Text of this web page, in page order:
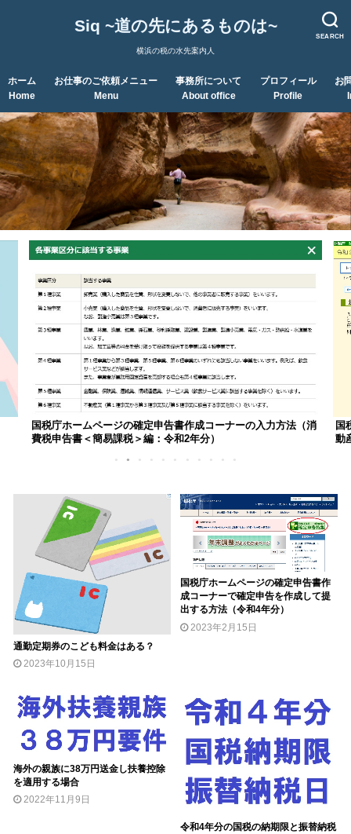
SEARCH
Siq ~道の先にあるものは~
横浜の税の水先案内人
ホーム
Home
お仕事のご依頼メニュー
Menu
事務所について
About office
プロフィール
Profile
お
国税庁ホームページの確定申告書作成コーナーの入力方法（消
費税申告書＜簡易課税＞編：令和2年分）
国
動
1 2 3 4 5 6 7 8 9 10 11
通勤定期券のこども料金はある？
2023年10月15日
国税庁ホームページの確定申告書作
成コーナーで確定申告を作成して提
出する方法（令和4年分）
2023年2月15日
海外の親族に38万円送金し扶養控除
を適用する場合
2022年11月9日
令和4年分の国税の納期限と振替納税